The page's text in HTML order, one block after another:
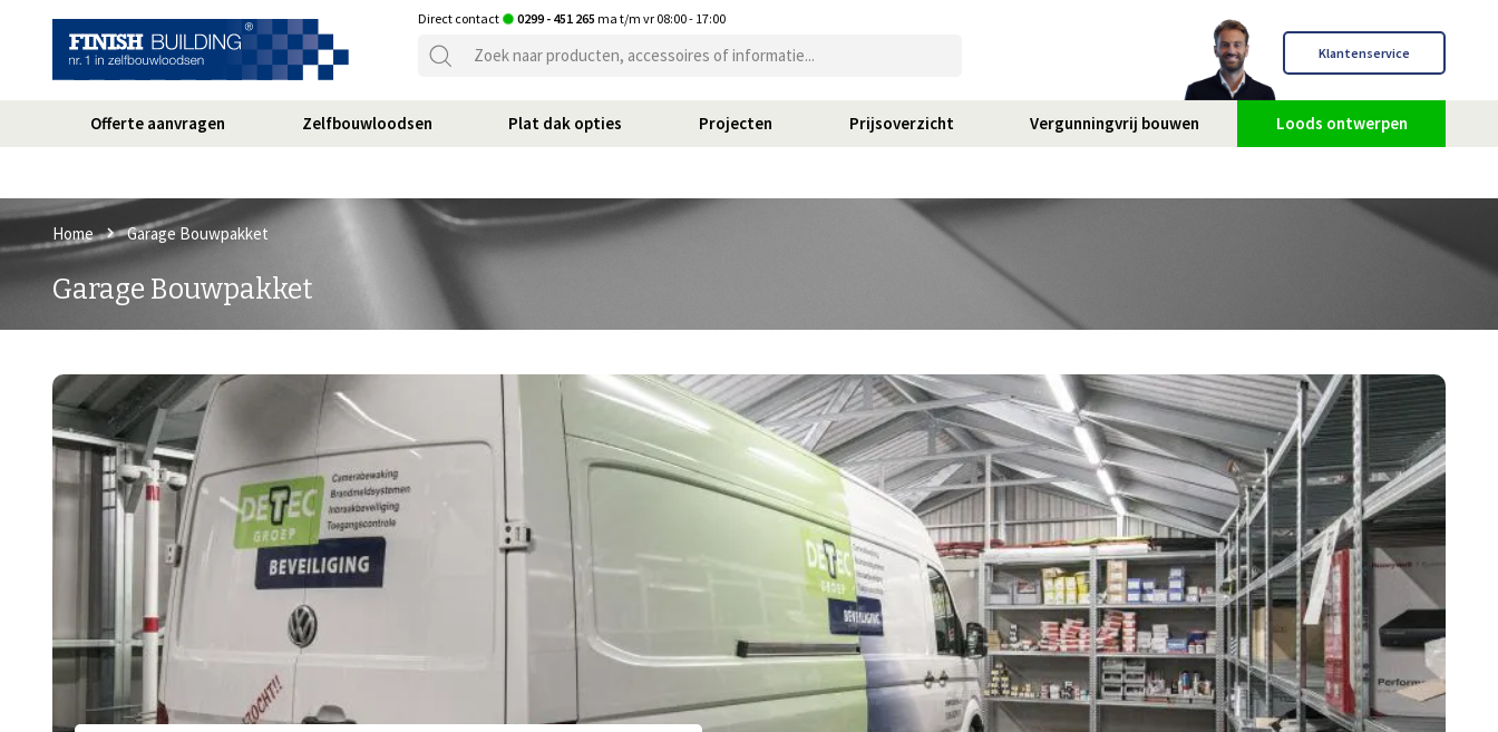
Klantenservice
Direct contact 0299 - 451 265 ma t/m vr 08:00 - 17:00
Offerte aanvragen Zelfbouwloodsen Plat dak opties Projecten Prijsoverzicht Vergunningvrij bouwen Loods ontwerpen
Home Garage Bouwpakket
Garage Bouwpakket